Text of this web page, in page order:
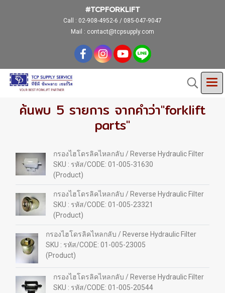
#TCPFORKLIFT
Call : 02-908-4952-6 / 085-047-9047
Mail : contact@tcpsupply.com
ค้นพบ 5 รายการ จากคำว่า"forklift
parts"
กรองไฮโดรลิคไหลกลับ / Reverse Hydraulic Filter
SKU : รหัส/CODE: 01-005-31630
(Product)
กรองไฮโดรลิคไหลกลับ / Reverse Hydraulic Filter
SKU : รหัส/CODE: 01-005-23321
(Product)
กรองไฮโดรลิคไหลกลับ / Reverse Hydraulic Filter
SKU : รหัส/CODE: 01-005-23005
(Product)
กรองไฮโดรลิคไหลกลับ / Reverse Hydraulic Filter
SKU : รหัส/CODE: 01-005-20544